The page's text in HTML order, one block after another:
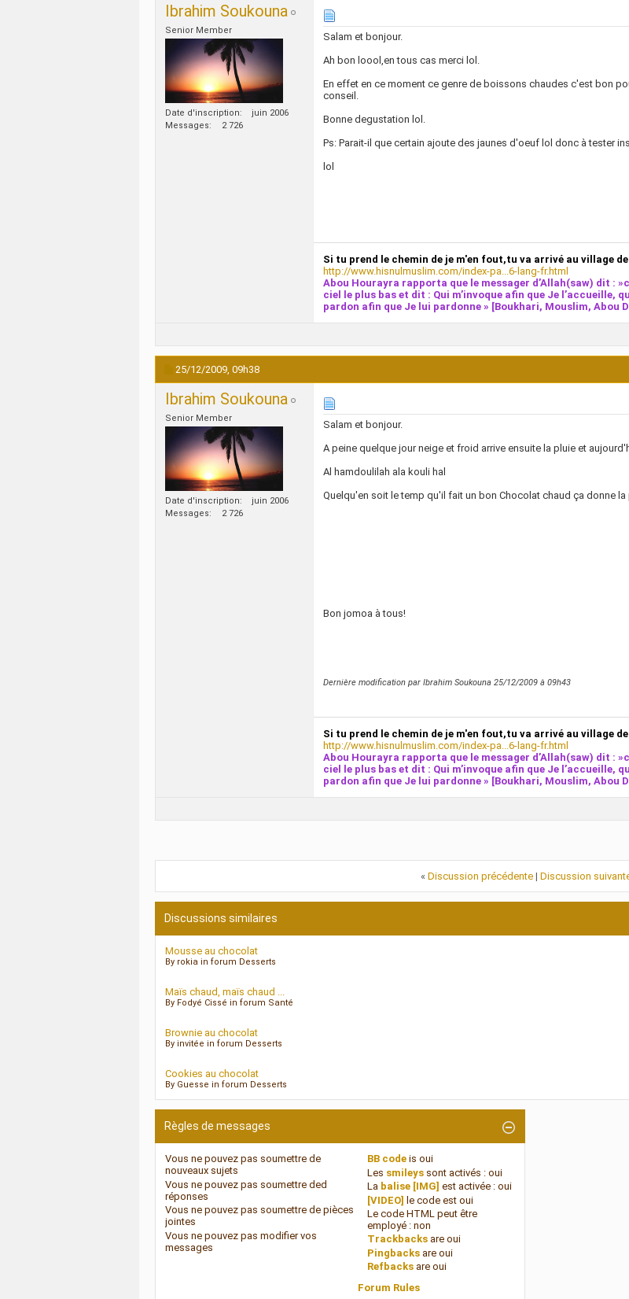
Ibrahim Soukouna
Senior Member
Date d'inscription
juin 2006
Messages
2 726
Salam et bonjour.
Ah bon loool,en tous cas merci lol.
En effet en ce moment ce genre de boissons chaudes c'est bon
conseil.
Bonne degustation lol.
Ps: Parait-il que certain ajoute des jaunes d'oeuf lol donc à tester
lol
Si tu prend le chemin de je m'en fout,tu va arrivé au village
http://www.hisnulmuslim.com/index-pa...6-lang-fr.html
Abou Hourayra rapporta que le messager d’Allah(saw) dit :
ciel le plus bas et dit : Qui m’invoque afin que Je l’accueille,
pardon afin que Je lui pardonne » [Boukhari, Mouslim, Abou
25/12/2009, 09h38
Ibrahim Soukouna
Senior Member
Date d'inscription
juin 2006
Messages
2 726
Salam et bonjour.
A peine quelque jour neige et froid arrive ensuite la pluie et
Al hamdoulilah ala kouli hal
Quelqu'en soit le temp qu'il fait un bon Chocolat chaud ça donne la
Bon jomoa à tous!
Dernière modification par Ibrahim Soukouna 25/12/2009 à 09h43
Si tu prend le chemin de je m'en fout,tu va arrivé au village
http://www.hisnulmuslim.com/index-pa...6-lang-fr.html
Abou Hourayra rapporta que le messager d’Allah(saw) dit :
ciel le plus bas et dit : Qui m’invoque afin que Je l’accueille,
pardon afin que Je lui pardonne » [Boukhari, Mouslim, Abou
« Discussion précédente| Discussion
Discussions similaires
Mousse au chocolat
By rokia in forum Desserts
Maïs chaud, maïs chaud ...
By Fodyé Cissé in forum Santé
Brownie au chocolat
By invitée in forum Desserts
Cookies au chocolat
By Guesse in forum Desserts
Règles de messages
Vous ne pouvez pas soumettre de
nouveaux sujets
Vous ne pouvez pas soumettre ded
réponses
Vous ne pouvez pas soumettre de pièces
jointes
Vous ne pouvez pas modifier vos
messages
BB codeis oui
Les smileyssont activés : oui
La balise [IMG] est activée : oui
[VIDEO] le code est oui
Le code HTML peut être
employé : non
Trackbacksare oui
Pingbacksare oui
Refbacksare oui
Forum Rules